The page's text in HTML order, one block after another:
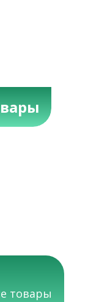
товары